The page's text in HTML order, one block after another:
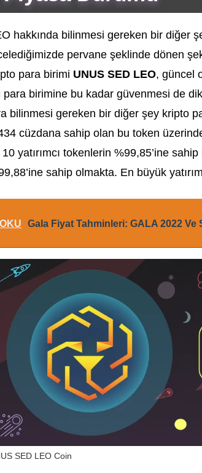
hakkında bilinmesi gereken bir diğer
pervane şeklinde dönen
para birimi UNUS SED LEO, güncel
para birimine bu kadar güvenmesi de
bilinmesi gereken bir diğer şey kripto
cüzdana sahip olan bu token
10 yatırımcı tokenlerin %99,85’ine
sahip olmakta. En büyük
OKU Gala Fiyat Tahminleri: GALA 2022 Ve
SED LEO Coin